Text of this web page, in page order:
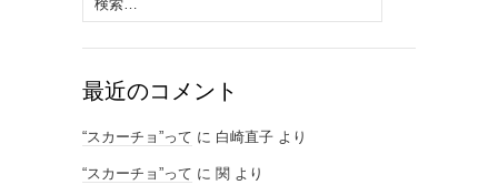
索:
最近のコメント
“スカーチョ”って に 白崎直子 より
“スカーチョ”って に 関 より